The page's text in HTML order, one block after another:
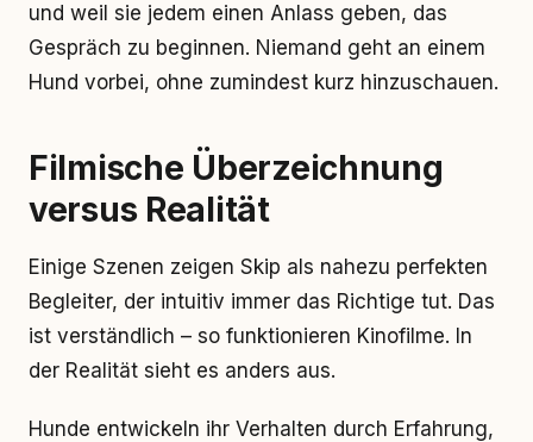
und weil sie jedem einen Anlass geben, das
Gespräch zu beginnen. Niemand geht an einem
Hund vorbei, ohne zumindest kurz hinzuschauen.
Filmische Überzeichnung
versus Realität
Einige Szenen zeigen Skip als nahezu perfekten
Begleiter, der intuitiv immer das Richtige tut. Das
ist verständlich – so funktionieren Kinofilme. In
der Realität sieht es anders aus.
Hunde entwickeln ihr Verhalten durch Erfahrung,